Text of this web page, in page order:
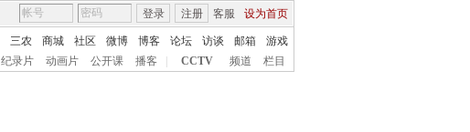
客服 设为首页
登录 注册
三农 商城 社区 微博 博客 论坛 访谈 邮箱
游戏
纪录片 动画片 公开课 播客 CCTV 频道 栏目